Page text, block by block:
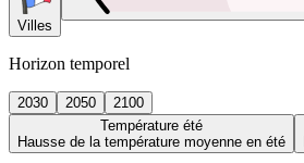
Villes
Horizon temporel
2030 2050
2100
Température été
Hausse de la température moyenne en été